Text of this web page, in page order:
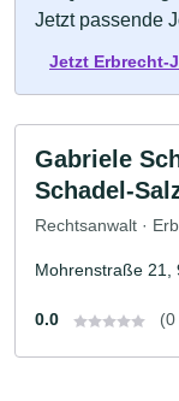
Jetzt passende
Jetzt Erbrecht-
Gabriele
Schadel-
Rechtsanwalt ·
Mohrenstraße 21,
0.0